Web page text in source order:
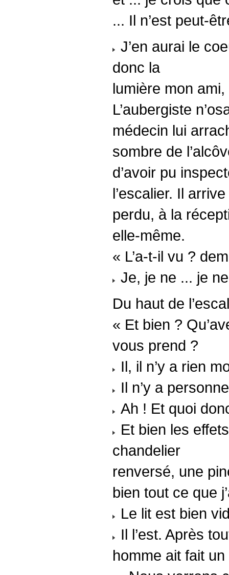
... Il n’est peut-
J’en aurai le
donc la
lumière mon
L’aubergiste
médecin lui
sombre de
d’avoir pu
l’escalier. Il
perdu, à la
elle-même.
« L’a-t-il vu ?
Je, je ne ... je
Du haut de
« Et bien ?
vous prend ?
Il, il n’y a rien
Il n’y a
Ah ! Et quoi
Et bien les
chandelier
renversé, une
bien tout ce que
Le lit est bien
Il l’est. Après
homme ait fait